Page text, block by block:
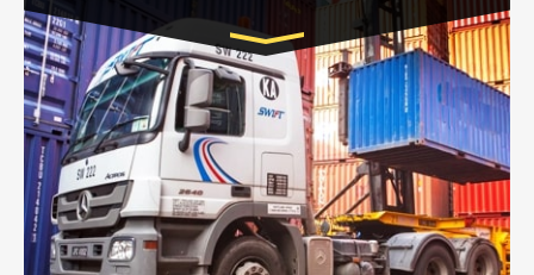
Цена за км. Рассчитывается
индивидуально
- Контейнерные грузоперевозки на специальном
оборудованном транспорте быстро, качественно и
безопасно.
- Наша транспортная компания поможет
организовать доставку в порт и из порта